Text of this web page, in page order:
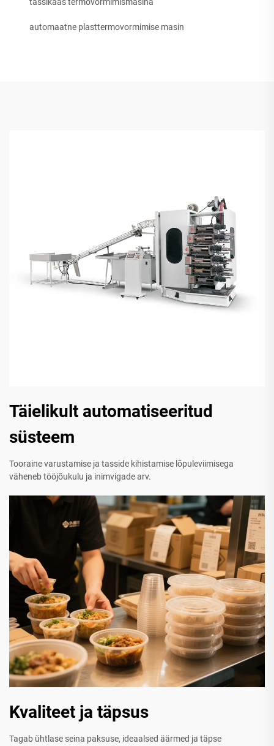
automaatne plasttermovormimise masin
Täielikult automatiseeritud
süsteem
Tooraine varustamise ja tasside kihistamise lõpuleviimisega
väheneb tööjõukulu ja inimvigade arv.
Kvaliteet ja täpsus
Tagab ühtlase seina paksuse, ideaalsed äärmed ja täpse